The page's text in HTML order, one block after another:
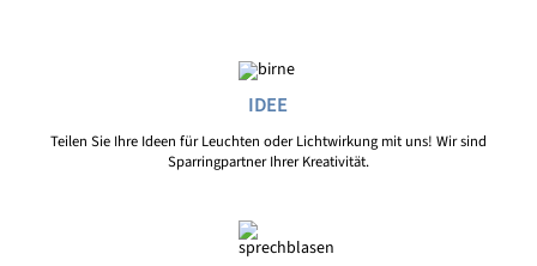
IDEE
Teilen Sie Ihre Ideen für Leuchten oder Lichtwirkung mit uns! Wir sind
Sparringpartner Ihrer Kreativität.